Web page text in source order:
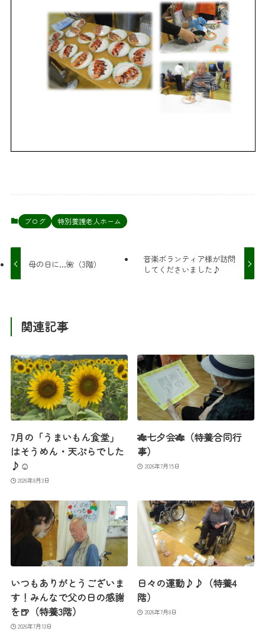
ブログ 特別養護老人ホーム
母の日に…🌺（3階）
音楽ボランティア様が訪問
してくださいました♪
関連記事
7月の「うまいもん食堂」
はそうめん・天ぷらでした
♪☺
2026年8月3日
🎋七夕会🎋（特養合同行
事）
2026年7月15日
いつもありがとうございま
す！みんなで父の日の感謝
を🍺（特養3階）
2026年7月13日
日々の運動♪♪（特養4
階）
2026年7月8日